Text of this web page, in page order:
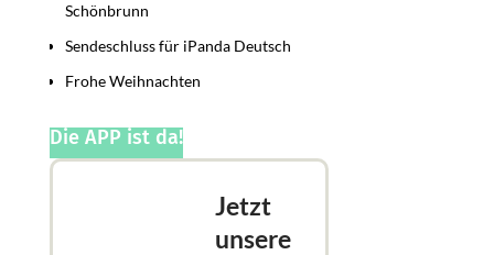
Schönbrunn
Sendeschluss für iPanda Deutsch
Frohe Weihnachten
Die APP ist da!
Jetzt
unsere